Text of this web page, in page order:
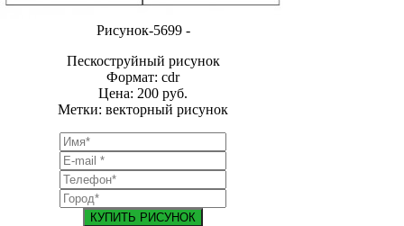
Рисунок-5699 -
Пескоструйный рисунок
Формат: cdr
Цена: 200 руб.
Метки: векторный рисунок
КУПИТЬ РИСУНОК